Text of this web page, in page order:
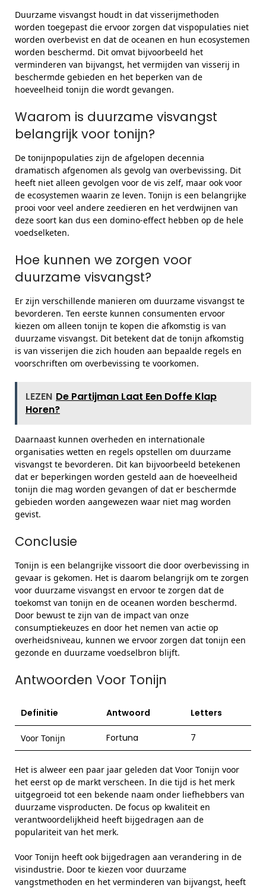
Duurzame visvangst houdt in dat visserijmethoden
worden toegepast die ervoor zorgen dat vispopulaties niet
worden overbevist en dat de oceanen en hun ecosystemen
worden beschermd. Dit omvat bijvoorbeeld het
verminderen van bijvangst, het vermijden van visserij in
beschermde gebieden en het beperken van de
hoeveelheid tonijn die wordt gevangen.
Waarom is duurzame visvangst
belangrijk voor tonijn?
De tonijnpopulaties zijn de afgelopen decennia
dramatisch afgenomen als gevolg van overbevissing. Dit
heeft niet alleen gevolgen voor de vis zelf, maar ook voor
de ecosystemen waarin ze leven. Tonijn is een belangrijke
prooi voor veel andere zeedieren en het verdwijnen van
deze soort kan dus een domino-effect hebben op de hele
voedselketen.
Hoe kunnen we zorgen voor
duurzame visvangst?
Er zijn verschillende manieren om duurzame visvangst te
bevorderen. Ten eerste kunnen consumenten ervoor
kiezen om alleen tonijn te kopen die afkomstig is van
duurzame visvangst. Dit betekent dat de tonijn afkomstig
is van visserijen die zich houden aan bepaalde regels en
voorschriften om overbevissing te voorkomen.
LEZEN De Partijman Laat Een Doffe Klap
Horen?
Daarnaast kunnen overheden en internationale
organisaties wetten en regels opstellen om duurzame
visvangst te bevorderen. Dit kan bijvoorbeeld betekenen
dat er beperkingen worden gesteld aan de hoeveelheid
tonijn die mag worden gevangen of dat er beschermde
gebieden worden aangewezen waar niet mag worden
gevist.
Conclusie
Tonijn is een belangrijke vissoort die door overbevissing in
gevaar is gekomen. Het is daarom belangrijk om te zorgen
voor duurzame visvangst en ervoor te zorgen dat de
toekomst van tonijn en de oceanen worden beschermd.
Door bewust te zijn van de impact van onze
consumptiekeuzes en door het nemen van actie op
overheidsniveau, kunnen we ervoor zorgen dat tonijn een
gezonde en duurzame voedselbron blijft.
Antwoorden Voor Tonijn
Definitie Antwoord Letters
Voor Tonijn Fortuna 7
Het is alweer een paar jaar geleden dat Voor Tonijn voor
het eerst op de markt verscheen. In die tijd is het merk
uitgegroeid tot een bekende naam onder liefhebbers van
duurzame visproducten. De focus op kwaliteit en
verantwoordelijkheid heeft bijgedragen aan de
populariteit van het merk.
Voor Tonijn heeft ook bijgedragen aan verandering in de
visindustrie. Door te kiezen voor duurzame
vangstmethoden en het verminderen van bijvangst, heeft